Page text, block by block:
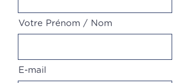
Votre Prénom / Nom
E-mail